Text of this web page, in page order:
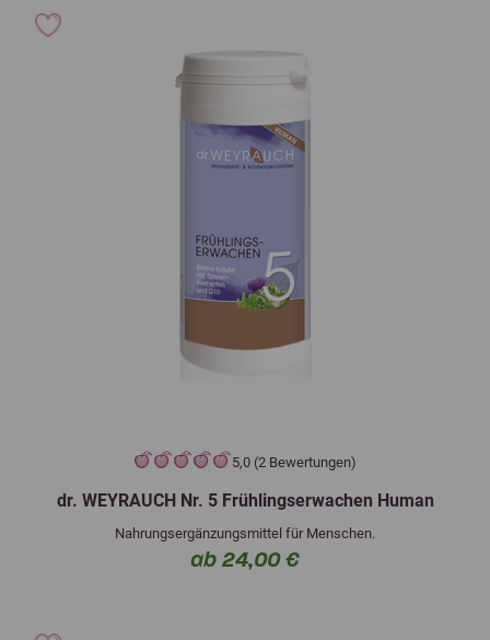
5,0 (2 Bewertungen)
dr. WEYRAUCH Nr. 5 Frühlingserwachen Human
Nahrungsergänzungsmittel für Menschen.
ab 24,00 €